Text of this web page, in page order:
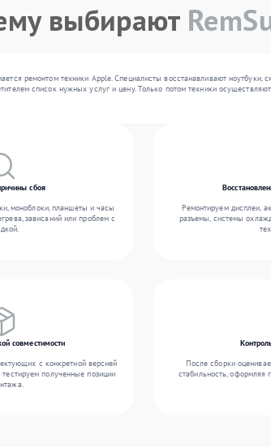
выбирают
ремонтом техники Apple. Специалисты восстанавливают
список нужных услуг и цену. Только потом техники
сбоя
моноблоки, планшеты и часы
зависаний или проблем с
Ремонтируем дисплеи,
разъемы, системы
совместимости
с конкретной версией
тестируем полученные позиции
После сборки
стабильность, оформляя